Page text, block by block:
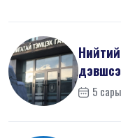
мэдүүл...
5